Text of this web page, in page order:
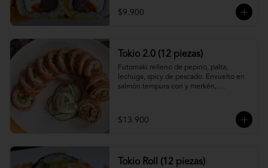
$9.900
Tokio 2.0 (12 piezas)
Futomaki relleno de pepino, palta,
lechuga, spicy de pescado. Envuelto en
salmón tempura con y merkén,
$13.900
Tokio Roll (12 piezas)